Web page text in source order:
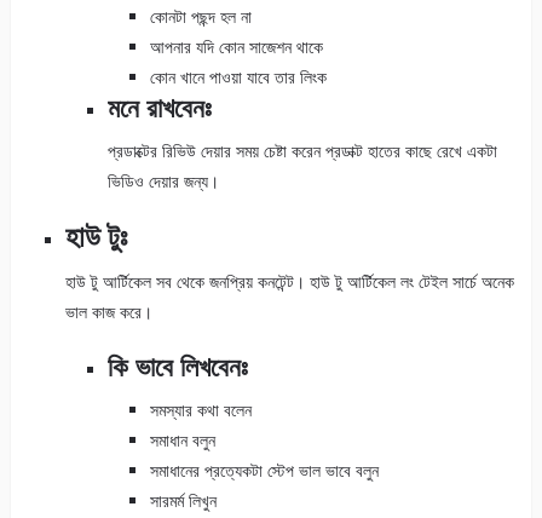
কোনটা পছন্দ হল না
আপনার যদি কোন সাজেশন থাকে
কোন খানে পাওয়া যাবে তার লিংক
মনে রাখবেনঃ
প্রডাক্টের রিভিউ দেয়ার সময় চেষ্টা করেন প্রডাক্ট হাতের কাছে রেখে একটা
ভিডিও দেয়ার জন্য।
হাউ টুঃ
হাউ টু আর্টিকেল সব থেকে জনপ্রিয় কনটেন্ট। হাউ টু আর্টিকেল লং টেইল সার্চে অনেক
ভাল কাজ করে।
কি ভাবে লিখবেনঃ
সমস্যার কথা বলেন
সমাধান বলুন
সমাধানের প্রত্যেকটা স্টেপ ভাল ভাবে বলুন
সারমর্ম লিখুন